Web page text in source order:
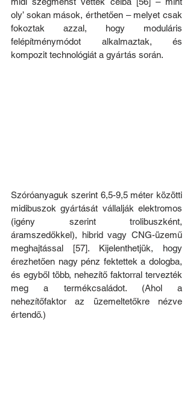
oly’ sokan mások, érthetően – melyet csak
fokoztak azzal, hogy moduláris
felépítménymódot alkalmaztak, és
kompozit technológiát a gyártás során.
Szóróanyaguk szerint 6,5-9,5 méter közötti
midibuszok gyártását vállalják elektromos
(igény szerint trolibuszként,
áramszedőkkel), hibrid vagy CNG-üzemű
meghajtással [57]. Kijelenthetjük, hogy
érezhetően nagy pénz fektettek a dologba,
és egyből több, nehezítő faktorral tervezték
meg a termékcsaládot. (Ahol a
nehezítőfaktor az üzemeltetőkre nézve
értendő.)